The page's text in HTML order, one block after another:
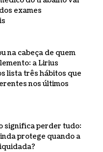
exames
na cabeça de quem
a Lirius
lista três hábitos que
nos últimos
significa perder tudo:
protege quando a